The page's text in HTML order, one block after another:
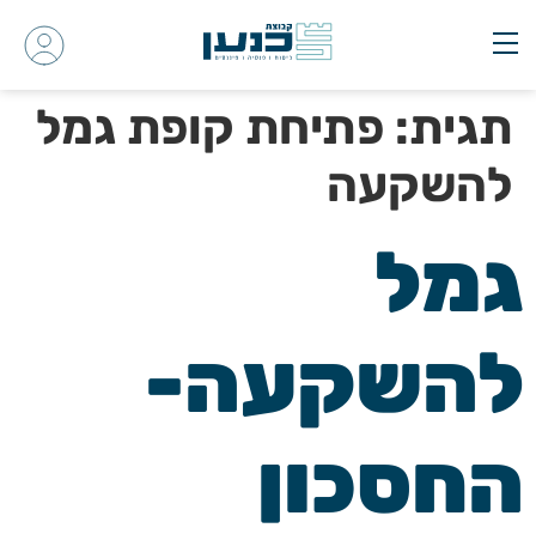
תגית: פתיחת קופת גמל
להשקעה
גמל
להשקעה-
החסכון